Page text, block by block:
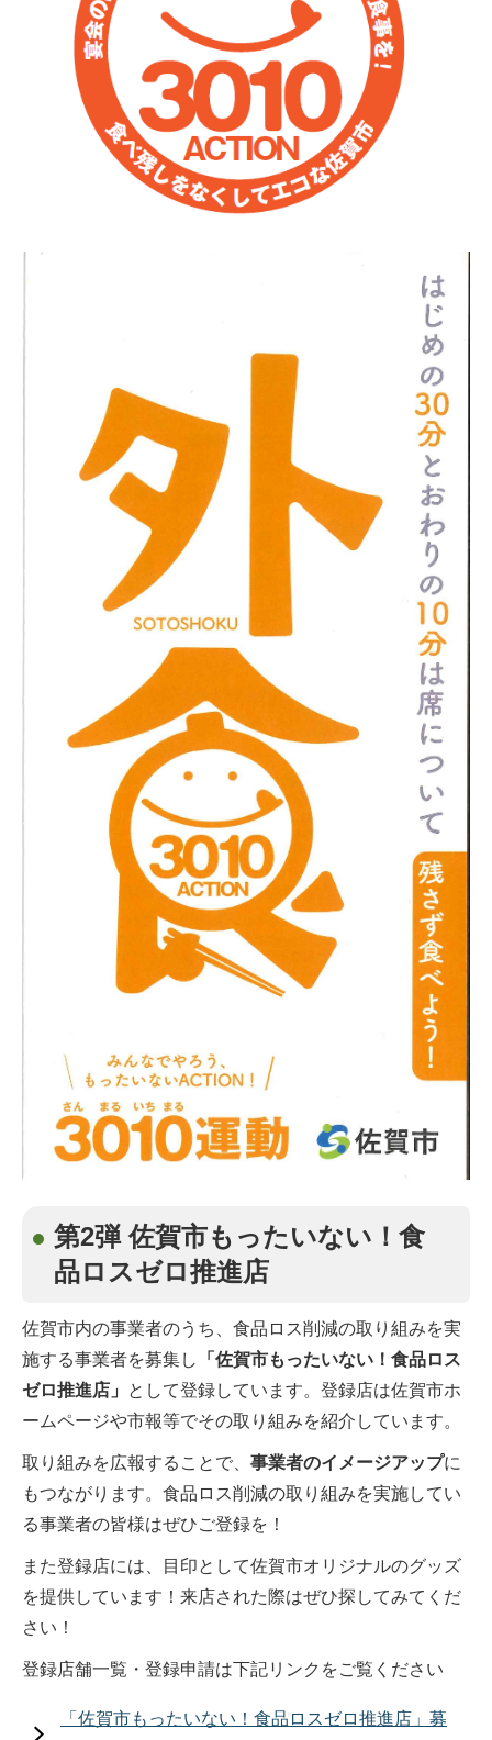
第2弾 佐賀市もったいない！食
品ロスゼロ推進店
佐賀市内の事業者のうち、食品ロス削減の取り組みを実
施する事業者を募集し
「 佐賀市もったいない！食品ロス
ゼロ推進店」
として登録しています。登録店は佐賀市ホ
ームページや市報等でその取り組みを紹介しています。
取り組みを広報することで、 事業者のイメージアップに
もつながります。食品ロス削減の取り組みを実施してい
る事業者の皆様はぜひご登録を！
また登録店には、目印として佐賀市オリジナルのグッズ
を提供しています！来店された際はぜひ探してみてくだ
さい！
登録店舗一覧・登録申請は下記リンクをご覧ください
「佐賀市もったいない！食品ロスゼロ推進店」募